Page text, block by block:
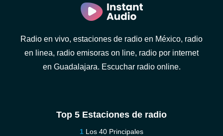
Radio en vivo, estaciones de radio en México, radio
en linea, radio emisoras on line, radio por internet
en Guadalajara. Escuchar radio online.
Top 5 Estaciones de radio
Los 40 Principales